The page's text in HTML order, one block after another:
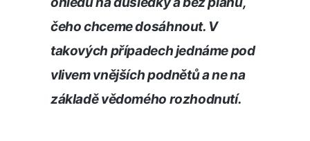
čeho chceme dosáhnout. V
takových případech jednáme pod
vlivem vnějších podnětů a ne na
základě vědomého rozhodnutí.